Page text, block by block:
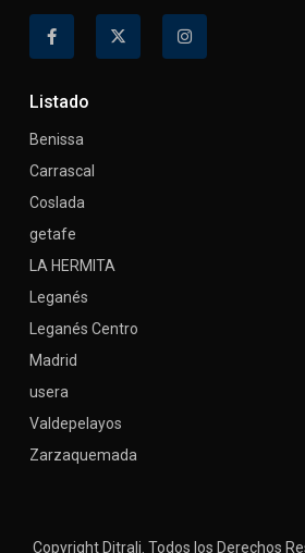
Listado
Benissa
Carrascal
Coslada
getafe
LA HERMITA
Leganés
Leganés Centro
Madrid
usera
Valdepelayos
Zarzaquemada
Copyright Ditrali. Todos los Derechos